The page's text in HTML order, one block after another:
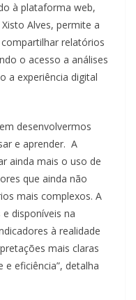
à plataforma web,
Alves, permite a
relatórios
o acesso a análises
a experiência digital
desenvolvermos
e aprender. A
ainda mais o uso de
que ainda não
mais complexos. A
disponíveis na
à realidade
mais claras
eficiência”, detalha